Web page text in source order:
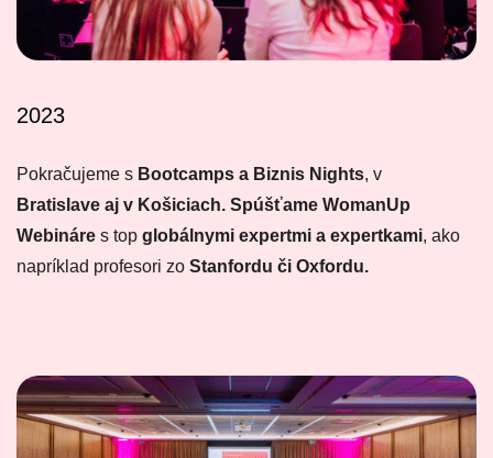
2023
Pokračujeme s Bootcamps a Biznis Nights, v
Bratislave aj v Košiciach. Spúšťame WomanUp
Webináre s top globálnymi expertmi a expertkami, ako
napríklad profesori zo Stanfordu či Oxfordu.